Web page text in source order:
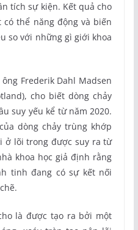
tích sự kiện. Kết quả cho
thể năng động và biến
so với những gì giới khoa
Frederik Dahl Madsen
cho biết dòng chảy
suy yếu kể từ năm 2020.
dòng chảy trùng khớp
ở lõi trong được suy ra từ
khoa học giả định rằng
tinh đang có sự kết nối
là được tạo ra bởi một